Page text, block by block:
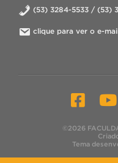
(53) 3284-5533 / (53)
clique para ver o e-
©2026
Tema